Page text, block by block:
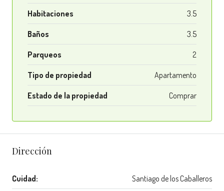
Habitaciones 3.5
Baños 3.5
Parqueos 2
Tipo de propiedad Apartamento
Estado de la propiedad Comprar
Dirección
Cuidad: Santiago de los Caballeros